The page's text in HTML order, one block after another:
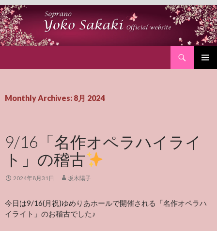
Monthly Archives: 8月 2024
9/16「名作オペラハイライ
ト」の稽古
2024年8月31日 坂木陽子
今日は9/16(月祝)ゆめりあホールで開催される「名作オペラハ
イライト」のお稽古でした♪